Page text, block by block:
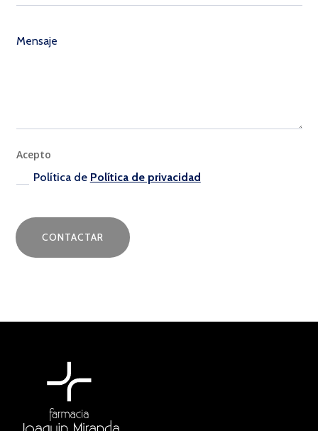
Acepto
Política de Política de privacidad
CONTACTAR